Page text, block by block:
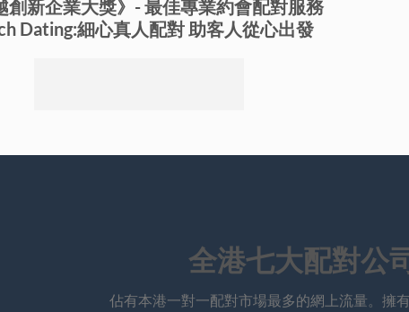
創新企業大獎》-最佳專業約會配對服務
Dating:細心真人配對 助客人從心出發
全港七大配對公
佔有本港一對一配對市場最多的網上流量。擁